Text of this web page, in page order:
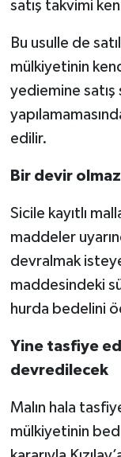
satış takvimi
Bu usulle de
mülkiyetinin
yediemine
edilir.
Bir devir
Sicile kayıtlı
maddeler
devralmak
maddesindeki
hurda bedelini
Yine tasfiye
devredilecek
Malın hala
mülkiyetinin